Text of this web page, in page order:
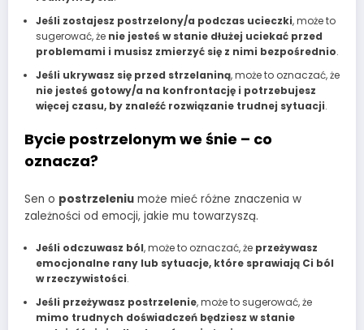
Jeśli zostajesz postrzelony/a podczas ucieczki, może to
sugerować, że nie jesteś w stanie dłużej uciekać przed
problemami i musisz zmierzyć się z nimi bezpośrednio.
Jeśli ukrywasz się przed strzelaniną, może to oznaczać, że
nie jesteś gotowy/a na konfrontację i potrzebujesz
więcej czasu, by znaleźć rozwiązanie trudnej sytuacji.
Bycie postrzelonym we śnie – co
oznacza?
Sen o postrzeleniu może mieć różne znaczenia w
zależności od emocji, jakie mu towarzyszą.
Jeśli odczuwasz ból, może to oznaczać, że przeżywasz
emocjonalne rany lub sytuacje, które sprawiają Ci ból
w rzeczywistości.
Jeśli przeżywasz postrzelenie, może to sugerować, że
mimo trudnych doświadczeń będziesz w stanie